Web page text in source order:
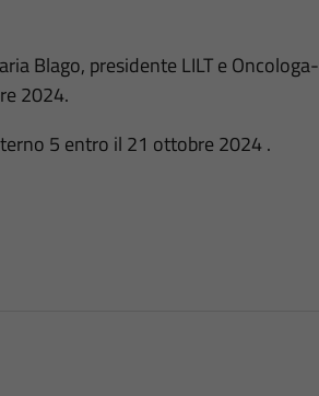
Blago, presidente LILT e Oncologa-
2024.
5 entro il 21 ottobre 2024 .